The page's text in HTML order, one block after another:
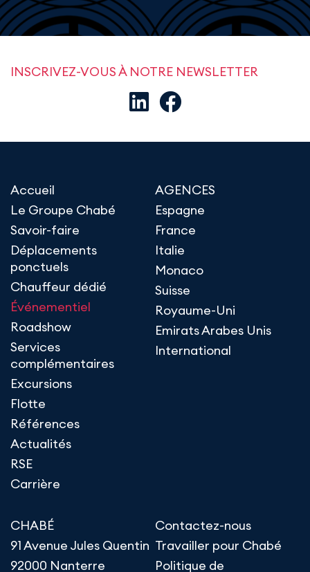
INSCRIVEZ-VOUS À NOTRE NEWSLETTER
Accueil
Le Groupe Chabé
Savoir-faire
Déplacements
ponctuels
Chauffeur dédié
Événementiel
Roadshow
Services
complémentaires
Excursions
Flotte
Références
Actualités
RSE
Carrière
AGENCES
Espagne
France
Italie
Monaco
Suisse
Royaume-Uni
Emirats Arabes Unis
International
CHABÉ
91 Avenue Jules Quentin
92000 Nanterre
Contactez-nous
Travailler pour Chabé
Politique de